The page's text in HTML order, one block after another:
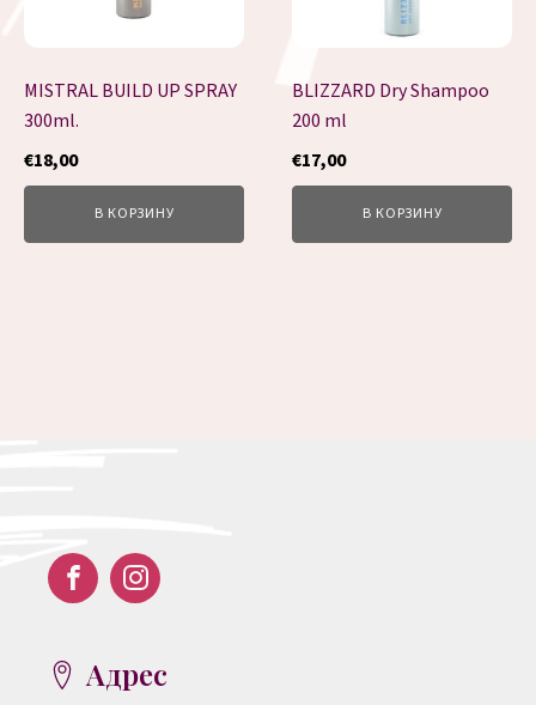
MISTRAL BUILD UP SPRAY
300ml.
€18,00
В КОРЗИНУ
BLIZZARD Dry Shampoo
200 ml
€17,00
В КОРЗИНУ
Адрес